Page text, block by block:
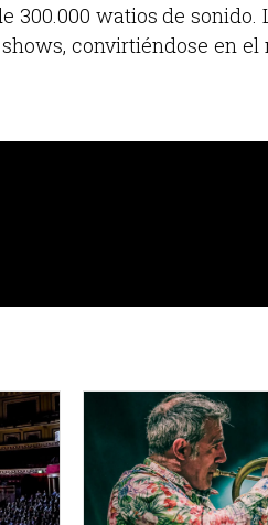
300.000 watios de sonido.
convirtiéndose en